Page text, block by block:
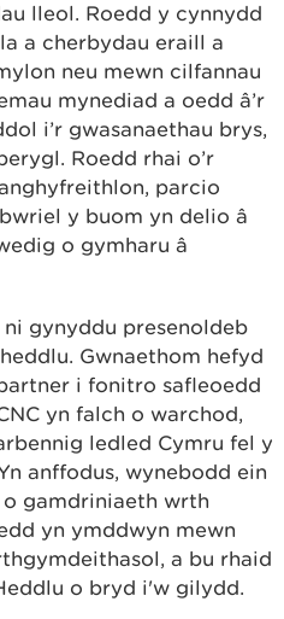
lleol. Roedd y cynnydd
a cherbydau eraill a
neu mewn cilfannau
mynediad a oedd â’r
i’r gwasanaethau brys,
Roedd rhai o’r
parcio
y buom yn delio â
o gymharu â
gynyddu presenoldeb
Gwnaethom hefyd
i fonitro safleoedd
yn falch o warchod,
ledled Cymru fel y
anffodus, wynebodd ein
gamdriniaeth wrth
yn ymddwyn mewn
a bu rhaid
o bryd i'w gilydd.